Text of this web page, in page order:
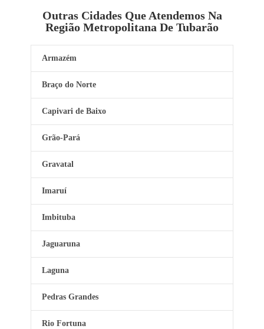
Outras Cidades Que Atendemos Na
Região Metropolitana De Tubarão
Armazém
Braço do Norte
Capivari de Baixo
Grão-Pará
Gravatal
Imaruí
Imbituba
Jaguaruna
Laguna
Pedras Grandes
Rio Fortuna